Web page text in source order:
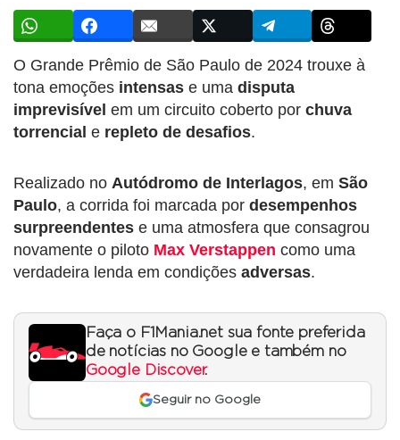
O Grande Prêmio de São Paulo de 2024 trouxe à
tona emoções intensas e uma disputa
imprevisível em um circuito coberto por chuva
torrencial e repleto de desafios.
Realizado no Autódromo de Interlagos, em São
Paulo, a corrida foi marcada por desempenhos
surpreendentes e uma atmosfera que consagrou
novamente o piloto Max Verstappen como uma
verdadeira lenda em condições adversas.
Faça o F1Mania.net sua fonte preferida
de notícias no Google e também no
Google Discover.
Seguir no Google